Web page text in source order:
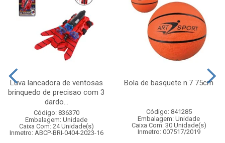
Luva lancadora de ventosas
brinquedo de precisao com 3
dardo...
Código: 836370
Embalagem: Unidade
Caixa Com: 24 Unidade(s)
Inmetro: ABCP-BRI-0404-2023-16
Bola de basquete n.7 75cm
Código: 841285
Embalagem: Unidade
Caixa Com: 30 Unidade(s)
Inmetro: 007517/2019